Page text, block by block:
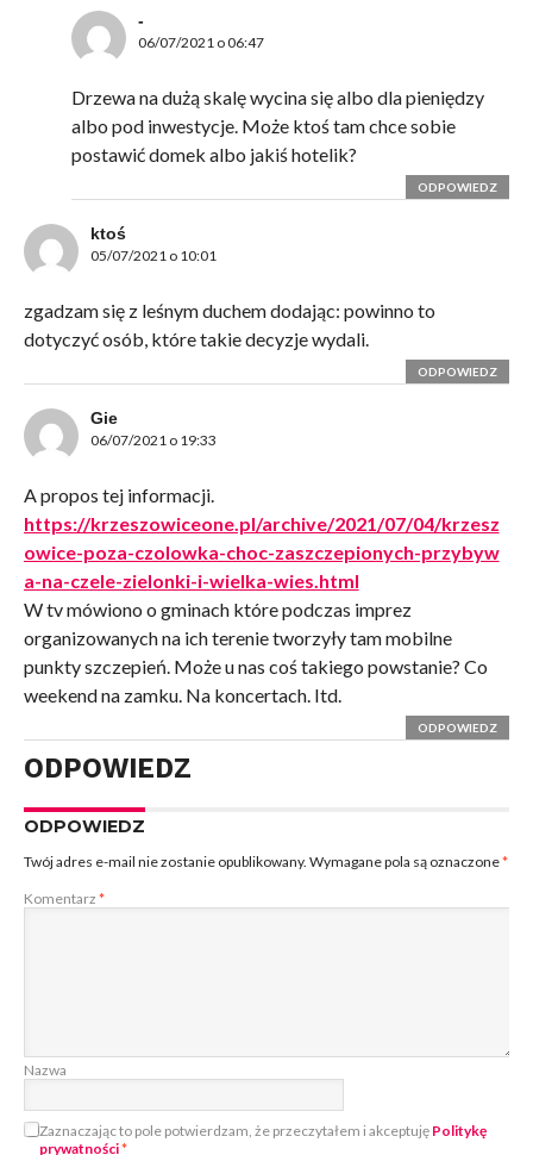
-
06/07/2021 o 06:47
Drzewa na dużą skalę wycina się albo dla pieniędzy
albo pod inwestycje. Może ktoś tam chce sobie
postawić domek albo jakiś hotelik?
ODPOWIEDZ
ktoś
05/07/2021 o 10:01
zgadzam się z leśnym duchem dodając: powinno to
dotyczyć osób, które takie decyzje wydali.
ODPOWIEDZ
Gie
06/07/2021 o 19:33
A propos tej informacji.
https://krzeszowiceone.pl/archive/2021/07/04/krzesz
owice-poza-czolowka-choc-zaszczepionych-przybyw
a-na-czele-zielonki-i-wielka-wies.html
W tv mówiono o gminach które podczas imprez
organizowanych na ich terenie tworzyły tam mobilne
punkty szczepień. Może u nas coś takiego powstanie? Co
weekend na zamku. Na koncertach. Itd.
ODPOWIEDZ
ODPOWIEDZ
ODPOWIEDZ
Twój adres e-mail nie zostanie opublikowany. Wymagane pola są oznaczone*
Komentarz *
Nazwa
Zaznaczając to pole potwierdzam, że przeczytałem i akceptuję Politykę
prywatności*